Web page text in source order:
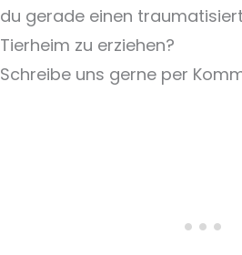
du gerade einen
Tierheim zu erziehen?
Schreibe uns gerne per